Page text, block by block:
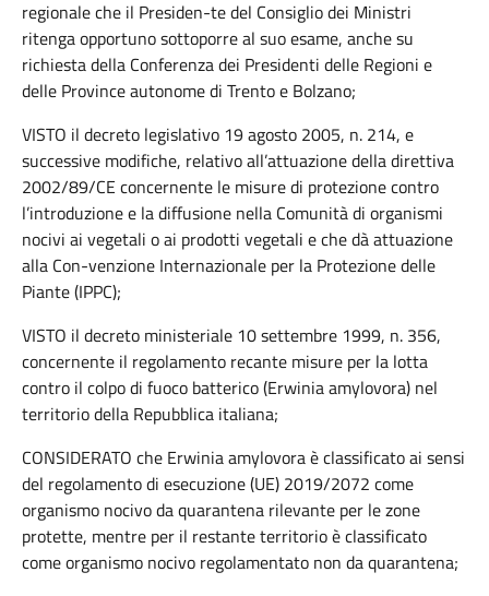
regionale che il Presiden-te del Consiglio dei Ministri
ritenga opportuno sottoporre al suo esame, anche su
richiesta della Conferenza dei Presidenti delle Regioni e
delle Province autonome di Trento e Bolzano;
VISTO il decreto legislativo 19 agosto 2005, n. 214, e
successive modifiche, relativo all’attuazione della direttiva
2002/89/CE concernente le misure di protezione contro
l’introduzione e la diffusione nella Comunità di organismi
nocivi ai vegetali o ai prodotti vegetali e che dà attuazione
alla Con-venzione Internazionale per la Protezione delle
Piante (IPPC);
VISTO il decreto ministeriale 10 settembre 1999, n. 356,
concernente il regolamento recante misure per la lotta
contro il colpo di fuoco batterico (Erwinia amylovora) nel
territorio della Repubblica italiana;
CONSIDERATO che Erwinia amylovora è classificato ai sensi
del regolamento di esecuzione (UE) 2019/2072 come
organismo nocivo da quarantena rilevante per le zone
protette, mentre per il restante territorio è classificato
come organismo nocivo regolamentato non da quarantena;